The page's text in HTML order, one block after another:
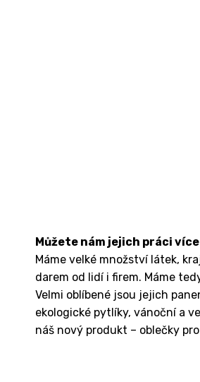
Můžete nám jejich práci
Máme velké množství látek,
darem od lidí i firem. Máme
Velmi oblíbené jsou jejich
ekologické pytlíky, vánoční a
náš nový produkt – oblečky